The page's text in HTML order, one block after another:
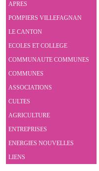
APRES
POMPIERS VILLEFAGNAN
LE CANTON
ECOLES ET COLLEGE
COMMUNAUTE COMMUNES
COMMUNES
ASSOCIATIONS
CULTES
AGRICULTURE
ENTREPRISES
ENERGIES NOUVELLES
LIENS